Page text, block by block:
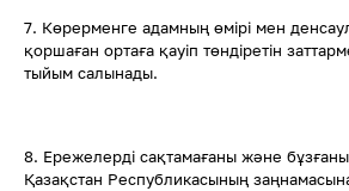
7. Көрерменге адамның өмірі мен
қоршаған ортаға қауіп төндіретін
тыйым салынады.
8. Ережелерді сақтамағаны және
Қазақстан Республикасының